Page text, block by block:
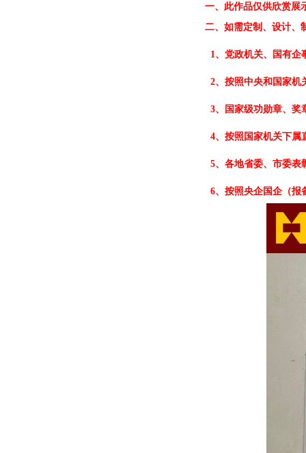
一、 此作品仅供欣赏展
二、 如需定制、设计、
1、党政机关、国有企
2、按照中央和国家机
3、国家级功勋章、奖
4、按照国家机关下属
5、各地省委、市委表
6、按照央企国企（报